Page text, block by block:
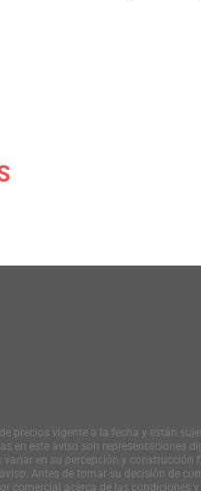
precios vigente a la fecha y están
en este aviso son representaciones
variar en su percepción y construcción
Antes de tomar su decisión de
comercial acerca de las condiciones